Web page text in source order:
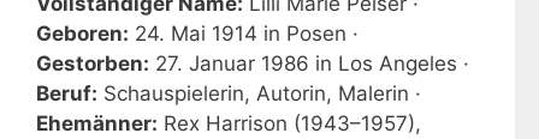
Geboren: 24. Mai 1914 in Posen ·
Gestorben: 27. Januar 1986 in Los Angeles ·
Beruf: Schauspielerin, Autorin, Malerin ·
Ehemänner: Rex Harrison (1943–1957),